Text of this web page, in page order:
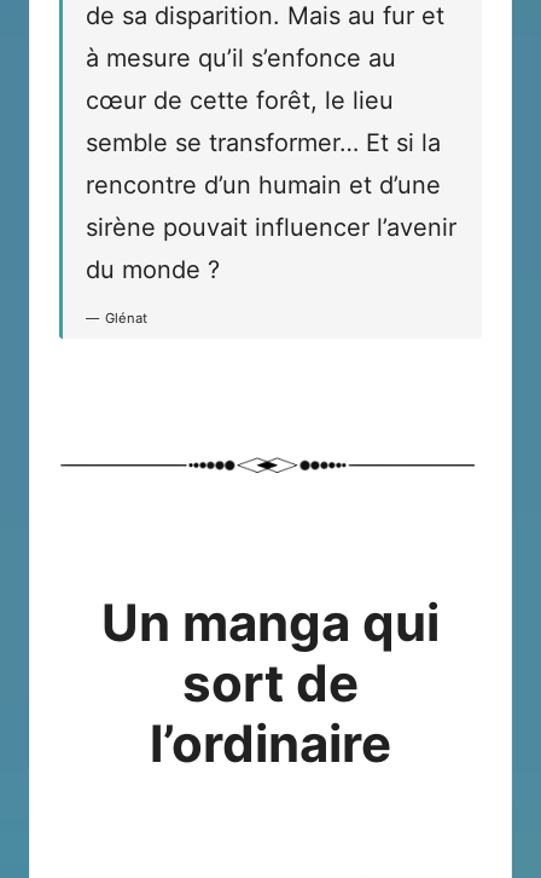
de sa disparition. Mais au fur et
à mesure qu’il s’enfonce au
cœur de cette forêt, le lieu
semble se transformer… Et si la
rencontre d’un humain et d’une
sirène pouvait influencer l’avenir
du monde ?
Glénat
Un manga qui
sort de
l’ordinaire